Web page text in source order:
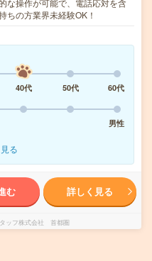
な操作が可能で、電話応対を含
ちの方業界未経験OK！
40代 50代
60代
男性
る
む 詳しく見る
ッフ株式会社 首都圏